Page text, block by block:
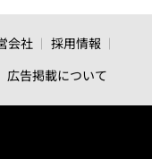
会社
採用情報
広告掲載について